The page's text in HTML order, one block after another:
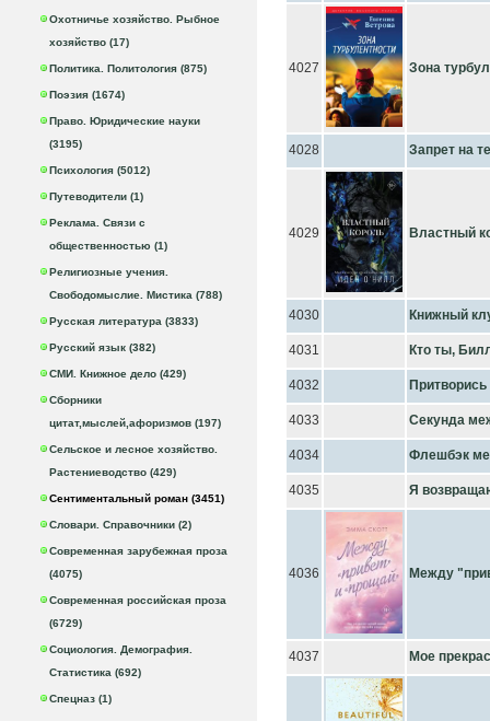
Охотничье хозяйство. Рыбное
хозяйство (17)
Политика. Политология (875)
Поэзия (1674)
Право. Юридические науки
(3195)
Психология (5012)
Путеводители (1)
Реклама. Связи с
общественностью (1)
Религиозные учения.
Свободомыслие. Мистика (788)
Русская литература (3833)
Русский язык (382)
СМИ. Книжное дело (429)
Сборники
цитат,мыслей,афоризмов (197)
Сельское и лесное хозяйство.
Растениеводство (429)
Сентиментальный роман (3451)
Словари. Справочники (2)
Современная зарубежная проза
(4075)
Современная российская проза
(6729)
Социология. Демография.
Статистика (692)
Спецназ (1)
4027 Зона
4028 Запрет на
4029 Властный
4030 Книжный
4031 Кто ты,
4032
4033 Секунда
4034 Флешбэк
4035 Я
4036 Между
4037 Мое